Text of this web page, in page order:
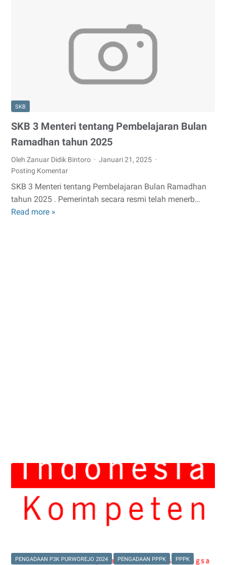
Karya
Bintoro,
2025
SKB
SKB 3 Menteri tentang Pembelajaran Bulan
Ramadhan tahun 2025
Oleh Zanuar Didik Bintoro
Januari 21, 2025
Posting Komentar
SKB 3 Menteri tentang Pembelajaran Bulan Ramadhan
tahun 2025 . Pemerintah secara resmi telah menerb…
Read more »
PENGADAAN P3K PURWOREJO 2024 PENGADAAN PPPK
PPPK